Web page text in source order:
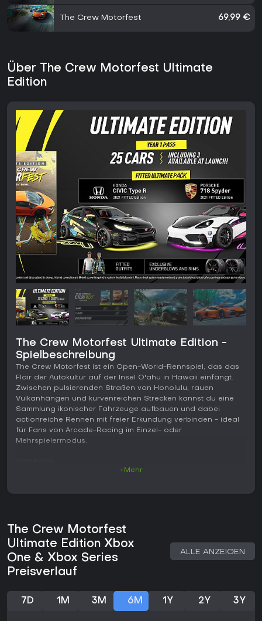
The Crew Motorfest 69,99 €
Über The Crew Motorfest Ultimate
Edition
The Crew Motorfest Ultimate Edition -
Spielbeschreibung
The Crew Motorfest ist ein Open-World-Rennspiel, das das
Flair der Autokultur auf der Insel O'ahu in Hawaii einfängt.
Zwischen pulsierenden Straßen von Honolulu, rauen
Vulkanhängen und kurvenreichen Strecken kannst du eine
Sammlung ikonischer Fahrzeuge aufbauen und dabei
actionreiche Rennen mit freier Erkundung verbinden - ideal
für Fans von Arcade-Racing im Einzel- oder
Mehrspielermodus.
reaktionsschnell und arcade-typisch, sodass geschickte
Manöver in den verschiedenen Events belohnt werden. Das
Sammeln von Fahrzeugen bildet eine zentrale Schleife:
Durch Rennen schaltest du legendäre Modelle aus
unterschiedlichen Epochen und Stilen frei und kannst sie
Die Mechaniken drehen sich um thematische Kampagnen,
die bestimmte Autokulturen in den Fokus rücken - etwa
+Mehr
The Crew Motorfest
Ultimate Edition Xbox
One & Xbox Series
Preisverlauf
ALLE ANZEIGEN
7D 1M 3M 6M 1Y 2Y 3Y